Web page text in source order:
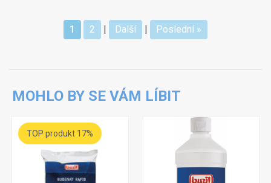
1 2 | Další | Poslední »
MOHLO BY SE VÁM LÍBIT
TOP produkt 17%